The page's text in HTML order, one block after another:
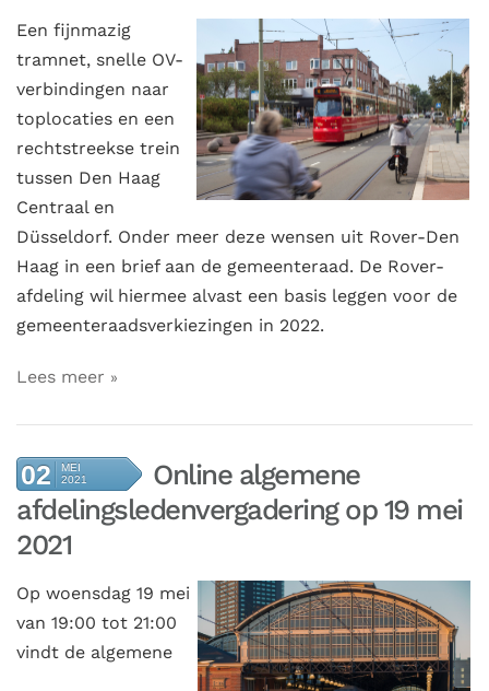
Een fijnmazig
tramnet, snelle OV-
verbindingen naar
toplocaties en een
rechtstreekse trein
tussen Den Haag
Centraal en
Düsseldorf. Onder meer deze wensen uit Rover-Den
Haag in een brief aan de gemeenteraad. De Rover-
afdeling wil hiermee alvast een basis leggen voor de
gemeenteraadsverkiezingen in 2022.
Lees meer
02
MEI
2021
Online algemene
afdelingsledenvergadering op 19 mei
2021
Op woensdag 19 mei
van 19:00 tot 21:00
vindt de algemene